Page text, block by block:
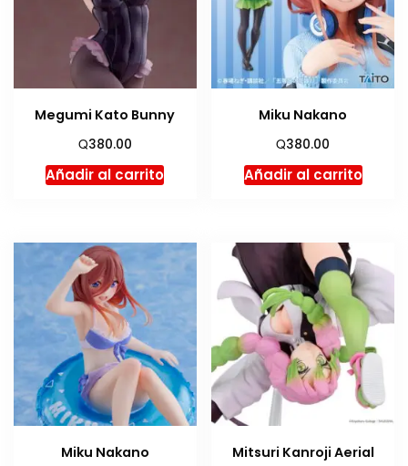
Megumi Kato Bunny
Q380.00
Añadir al carrito
Miku Nakano
Q380.00
Añadir al carrito
Miku Nakano Mitsuri Kanroji Aerial